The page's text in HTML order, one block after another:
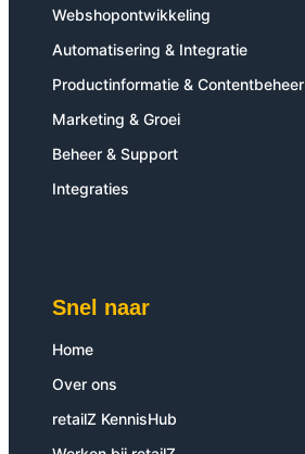
Webshopontwikkeling
Automatisering & Integratie
Productinformatie & Contentbeheer
Marketing & Groei
Beheer & Support
Integraties
Snel naar
Home
Over ons
retailZ KennisHub